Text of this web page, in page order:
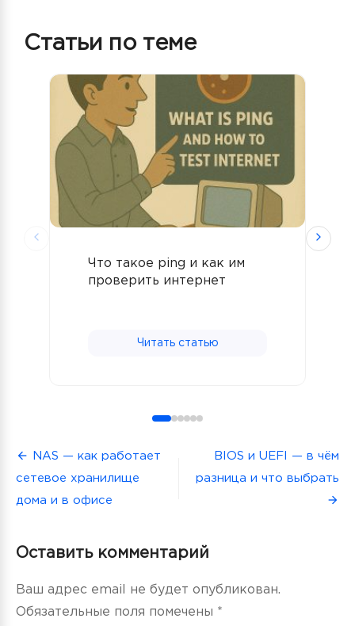
Статьи по теме
Что такое ping и как им
проверить интернет
Читать статью
Навигация
по
NAS — как работает
сетевое хранилище
дома и в офисе
BIOS и UEFI — в чём
разница и что выбрать
Оставить комментарий
Ваш адрес email не будет опубликован.
Обязательные поля помечены *